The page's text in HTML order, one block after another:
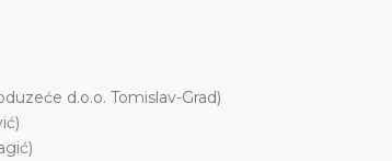
d.o.o. Tomislav-Grad)